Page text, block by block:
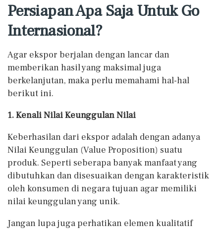
Persiapan Apa Saja Untuk Go
Internasional?
Agar ekspor berjalan dengan lancar dan
memberikan hasil yang maksimal juga
berkelanjutan, maka perlu memahami hal-hal
berikut ini.
1. Kenali Nilai Keunggulan Nilai
Keberhasilan dari ekspor adalah dengan adanya
Nilai Keunggulan (Value Proposition) suatu
produk. Seperti seberapa banyak manfaat yang
dibutuhkan dan disesuaikan dengan karakteristik
oleh konsumen di negara tujuan agar memiliki
nilai keunggulan yang unik.
Jangan lupa juga perhatikan elemen kualitatif